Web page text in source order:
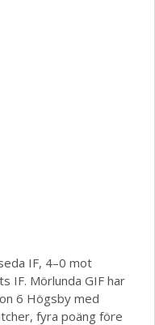
IF, 4–0 mot
IF. Mörlunda GIF har
6 Högsby med
fyra poäng före